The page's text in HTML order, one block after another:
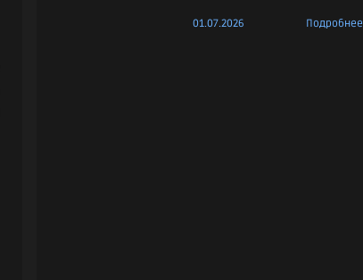
01.07.2026 Подробнее